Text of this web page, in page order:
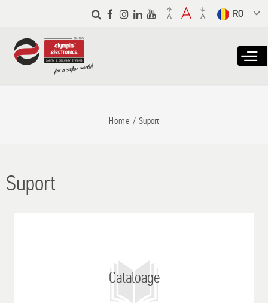
Skip to
main
from the
dropdown to
translate
Home Suport
Suport
Cataloage